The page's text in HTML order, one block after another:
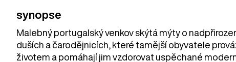
synopse
Malebný portugalský venkov skýtá mýty o
duších a čarodějnicích, které tamější obyvatele
životem a pomáhají jim vzdorovat uspěchané